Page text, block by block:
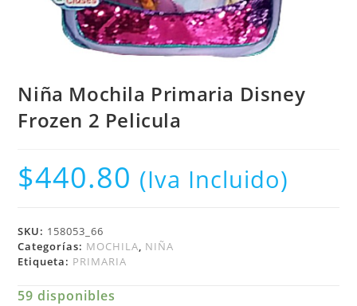
Niña Mochila Primaria Disney
Frozen 2 Pelicula
$440.80 (Iva Incluido)
SKU: 158053_66
Categorías: MOCHILA, NIÑA
Etiqueta: PRIMARIA
59 disponibles